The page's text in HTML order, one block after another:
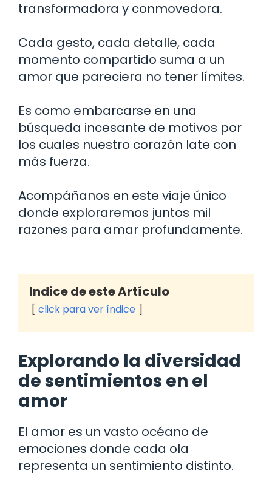
transformadora y conmovedora.
Cada gesto, cada detalle, cada
momento compartido suma a un
amor que pareciera no tener límites.
Es como embarcarse en una
búsqueda incesante de motivos por
los cuales nuestro corazón late con
más fuerza.
Acompáñanos en este viaje único
donde exploraremos juntos mil
razones para amar profundamente.
Indice de este Artículo
click para ver índice
Explorando la diversidad
de sentimientos en el
amor
El amor es un vasto océano de
emociones donde cada ola
representa un sentimiento distinto.